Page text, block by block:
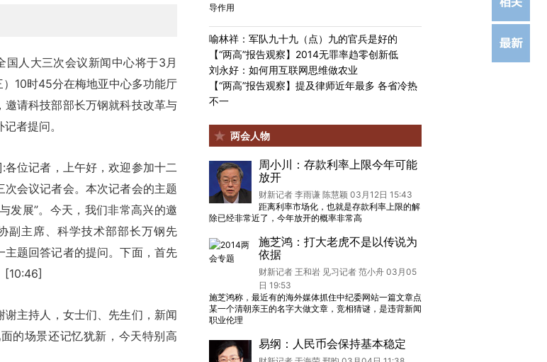
人大三次会议新闻中心将于3月
）10时45分在梅地亚中心多功能厅
邀请科技部部长万钢就科技改革与
者提问。
位记者，上午好，欢迎参加十二
次会议记者会。本次记者会的主题
发展”。今天，我们非常高兴的邀
副主席、科学技术部部长万钢先
主题回答记者的提问。下面，首先
[10:46]
主持人，女士们、先生们，新闻
的场景还记忆犹新，今天特别高
导作用
喻林祥：军队九十九（点）九的官兵是好的
【“两高”报告观察】2014无罪率趋零创新低
刘永好：如何用互联网思维做农业
【“两高”报告观察】提及律师近年最多 各省冷热
不一
两会人物
周小川：存款利率上限今年可能
放开
财新记者 李雨谦 陈慧颖 03月12日 15:43
距离利率市场化，也就是存款利率上限的解
除已经非常近了，今年放开的概率非常高
施芝鸿：打大老虎不是以传说为
依据
财新记者 王和岩 见习记者 范小舟 03月05
日 19:53
施芝鸿称，最近有的海外媒体抓住中纪委网站一篇文章点
某一个清朝亲王的名字大做文章，竞相猜谜，是违背新闻
职业伦理
易纲：人民币会保持基本稳定